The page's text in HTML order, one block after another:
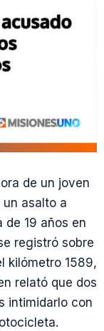
de un joven
asalto a
19 años en
registró sobre
kilómetro 1589,
relató que dos
intimidarlo con